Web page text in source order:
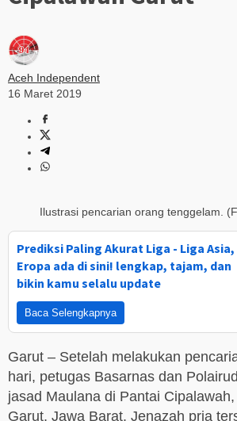
Aceh Independent
16 Maret 2019
Ilustrasi pencarian orang tenggelam.
Prediksi Paling Akurat Liga - Liga Asia,
Eropa ada di sini! lengkap, tajam, dan
bikin kamu selalu update
Baca Selengkapnya
Garut – Setelah melakukan
hari, petugas Basarnas dan
jasad Maulana di Pantai
Garut, Jawa Barat. Jenazah pria